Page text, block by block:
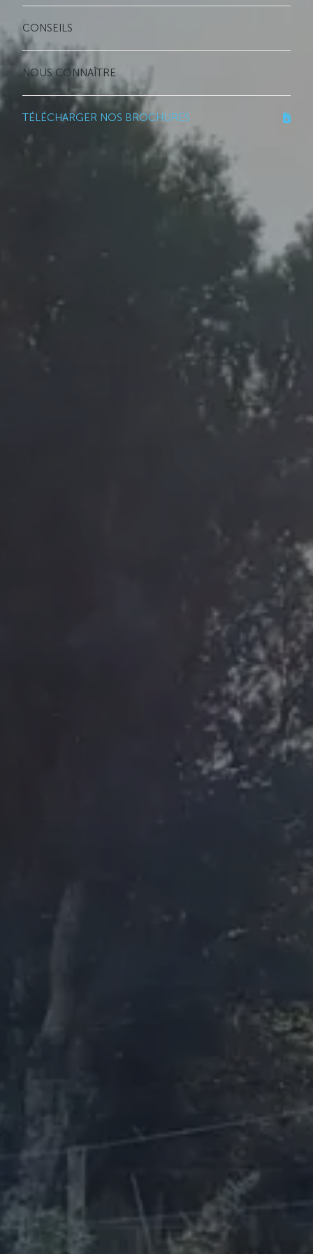
CONSEILS
NOUS CONNAÎTRE
TÉLÉCHARGER NOS BROCHURES